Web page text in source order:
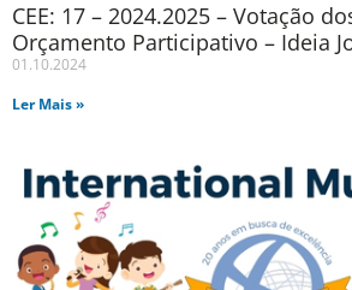
CEE: 17 – 2024.2025 – Votação
Orçamento Participativo – Ideia
01.10.2024
Ler Mais »